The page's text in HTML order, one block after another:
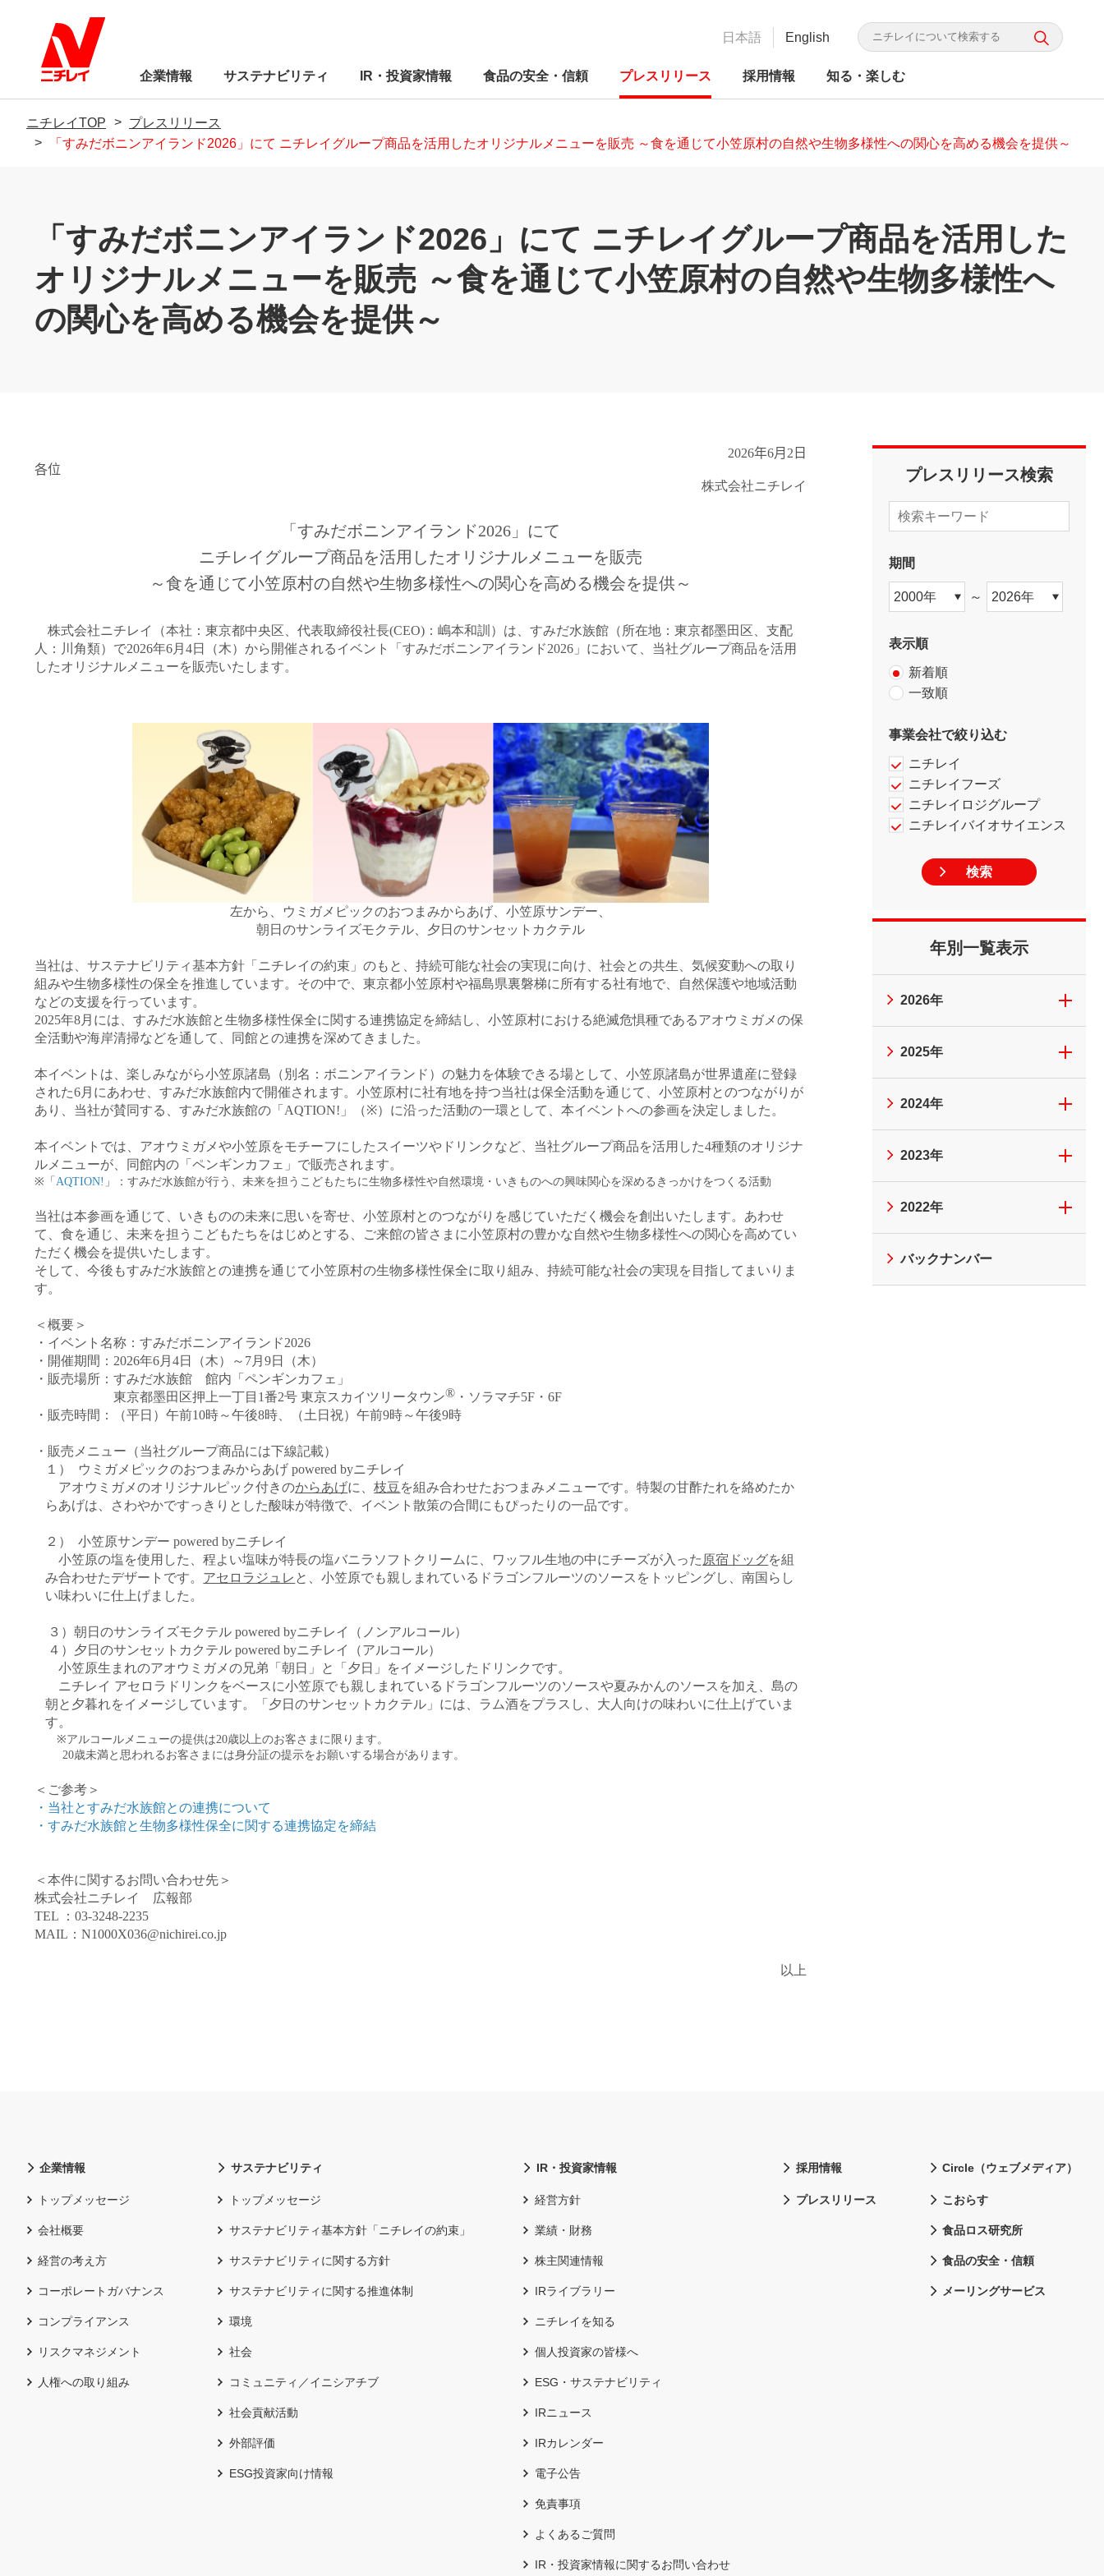
企業情報
トップメッセージ 会社概要
コーポレートガバナンス
コンプライアンス
早わかり ニチレイってこんな会
社
食品の安全・信頼
サステナビリティ
サステナビリティ基本方針「ニチ
サステナビリティに関する方針
サステナビリティに関する推進体
制
環境
ニチレイグループのDX
研究開発 ESG投資家向け情報（別
ウ
ニチレイグループのDX
IR・投資家情報
トップメッセージ
業績・財務
株式関連情報
IRライブラリー
IRカレンダー
電子公告
早わかり ニチレイってこんな会
社
統合レポート
食品の安全・信頼
品質基本方針 食品の安全Q＆A
検査体制
事業別の取り組み
ニチレイフーズ 食の品質・安全
への取り組み
（別
プレスリリース 採用情報 知る・楽しむ
Circle（ウェブメディア） ニチレイCMギャラリ―
早わかりニチレイってこんな会
社
食品ロス研究所
日本語 English
ニチレイTOP
プレスリリース
「すみだボニンアイランド2026」にて ニチレイグループ商品を活用したオリジナルメニューを販売 ～食を通じて小笠原村の自然や生物多様性への関心を高める機会を提供～
「すみだボニンアイランド2026」にて ニチレイグループ商品を活用した
オリジナルメニューを販売 ～食を通じて小笠原村の自然や生物多様性へ
の関心を高める機会を提供～
2026年6月 2 日
各位
株式会社ニチレイ
「すみだボニンアイランド2026 」にて
ニチレイグループ商品を活用したオリジナルメニューを販売
～食を通じて小笠原村の自然や生物多様性への関心を高める機会を提供～
株式会社ニチレイ（本社：東京都中央区、代表取締役社長(CEO)：嶋本和訓）は、すみだ水族館（ 所在地：東京都墨田区、支配
人：川角類）で2026年6月4日（木）から開催されるイベント「すみだボニンアイランド2026」において、当社グループ商品を活用
したオリジナルメニューを販売いたします。
左から、
ウミガメピックのおつまみからあげ、小笠原サンデー、
朝日のサンライズモクテル、夕日のサンセットカクテル
当社は、サステナビリティ基本方針「ニチレイの約束」のもと、持続可能な社会の実現に向け、社会との共生、気候変動への取り
組みや生物多様性の保全を推進しています。その中で、東京都小笠原村や福島県裏磐梯に所有する社有地で、自然保護や地域活動
などの支援を行っています。
2025年8月には、すみだ水族館と生物多様性保全に関する連携協定を締結し、小笠原村における絶滅危惧種であるアオウミガメの保
全活動や海岸清掃などを通して、同館との連携を深めてきました。
本イベントは、楽しみながら小笠原諸島（別名：ボニンアイランド）の魅力を体験できる場として、小笠原諸島が世界遺産に登録
された6月にあわせ、すみだ水族館内で開催されます。小笠原村に社有地を持つ当社は保全活動を通じて、小笠原村とのつながりが
あり、当社が賛同する、すみだ水族館の「 AQTION! 」（※）に沿った活動の一環として、本イベントへの参画を決定しました。
本イベントでは、アオウミガメや小笠原をモチーフにしたスイーツやドリンクなど、当社グループ商品を活用した4種類のオリジナ
ルメニューが、同館内の「ペンギンカフェ」で販売されます。
※ 「 AQTION! 」 ：すみだ水族館が行う、未来を担うこどもたちに生物多様性や自然環境・いきものへの興味関心を深めるきっかけをつくる活動
当社は本参画を通じて、いきものの未来に思いを寄せ、小笠原村とのつながりを感じていただく機会を創出いたします。あわせ
て、食を通じ、未来を担うこどもたちをはじめとする、ご来館の皆さまに小笠原村の豊かな自然や生物多様性への関心を高めてい
ただく機会を提供いたします。
そして、今後もすみだ水族館との連携を通じて小笠原村の生物多様性保全に取り組み、持続可能な社会の実現を目指してまいりま
す。
＜概要＞
・イベント名称： すみだボニンアイランド2026
・開催期間：2026年6月4日（木）～7月9日（木）
・販売場所：すみだ水族館 館内「ペンギンカフェ」
東京都墨田区押上一丁目 1番2号 東京スカイツリータウン® ・ソラマチ5F ・ 6F
・販売時間：（平日）午前10時～午後8時、（土日祝）午前9時～午後9時
・販売メニュー（当社グループ商品には下線記載）
１）
ウミガメピックのおつまみからあげ powered byニチレイ
アオウミガメのオリジナルピック付きのからあげに、枝豆 を組み合わせたおつまみメニューです。特製の甘酢たれを絡めたか
らあげは、さわやかですっきりとした酸味が特徴で、イベント散策の合間にもぴったりの一品です。
２）
小笠原サンデー powered byニチレイ
小笠原の塩を使用した、程よい塩味が特長の塩バニラソフトクリームに、ワッフル生地の中にチーズが入った 原宿ドッグを組
み合わせたデザートです。 アセロラジュレ と、小笠原でも親しまれているドラゴンフルーツのソースをトッピングし、南国らし
い味わいに仕上げました。
３）朝日のサンライズモクテル powered byニチレイ（ノンアルコール）
４）夕日のサンセットカクテル powered byニチレイ（アルコール）
小笠原生まれのアオウミガメの兄弟「朝日」と「夕日」をイメージしたドリンクです。
ニチレイ アセロラドリンクをベースに小笠原でも親しまれているドラゴンフルーツのソースや夏みかんのソースを加え、島の
朝と夕暮れをイメージしています。「夕日のサンセットカクテル」には、ラム酒をプラスし、大人向けの味わいに仕上げていま
す。
※アルコールメニューの提供は20歳以上のお客さまに限ります。
20歳未満と思われるお客さまには身分証の提示をお願いする場合があります。
＜ご参考＞
・ 当社とすみだ水族館との連携について
・ すみだ水族館と生物多様性保全に関する連携協定を締結
＜本件に関するお問い合わせ先＞
株式会社ニチレイ 広報部
TEL
： 03-3248-2235
MAIL ： N1000X036@nichirei.co.jp
以上
プレスリリース検索
期間
～
表示順
新着順
一致順
事業会社で絞り込む
ニチレイ
ニチレイフーズ
ニチレイロジグループ
ニチレイバイオサイエンス
年別一覧表示
2026年
2025年
2024年
2023年
2022年
バックナンバー
企業情報
トップメッセージ
会社概要
経営の考え方
コーポレートガバナンス
コンプライアンス
リスクマネジメント
人権への取り組み
サステナビリティ
トップメッセージ
サステナビリティ基本方針「ニチレイの約束」
サステナビリティに関する方針
サステナビリティに関する推進体制
環境
社会
コミュニティ／イニシアチブ
社会貢献活動
外部評価
ESG投資家向け情報
IR・投資家情報
経営方針
業績・財務
株主関連情報
IRライブラリー
ニチレイを知る
個人投資家の皆様へ
ESG・サステナビリティ
IRニュース
IRカレンダー
電子公告
免責事項
よくあるご質問
IR・投資家情報に関するお問い合わせ
採用情報
プレスリリース
Circle（ウェブメディア）
こおらす
食品ロス研究所
食品の安全・信頼
メーリングサービス